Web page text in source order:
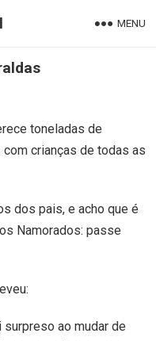
MENU
toneladas de
crianças de todas as
dos pais, e acho que é
Namorados: passe
surpreso ao mudar de